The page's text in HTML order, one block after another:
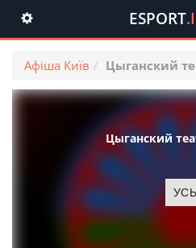
Toggle
navigation
ESPORT
Афіша Київ Цыганский
Цыганский